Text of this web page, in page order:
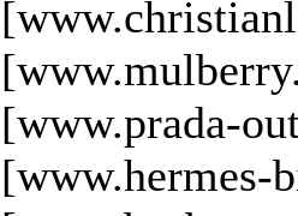
[www.prada-